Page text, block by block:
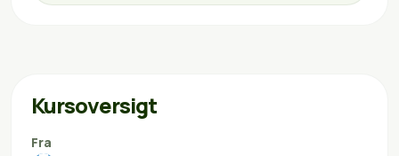
Kursoversigt
Fra